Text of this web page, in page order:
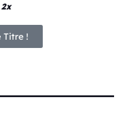
Titre !